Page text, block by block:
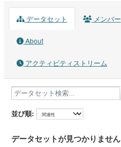
データセット メンバー
About
アクティビティストリーム
並び順
データセットが見つかりません